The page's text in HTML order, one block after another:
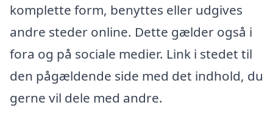
komplette form, benyttes eller udgives
andre steder online. Dette gælder også i
fora og på sociale medier. Link i stedet til
den pågældende side med det indhold, du
gerne vil dele med andre.